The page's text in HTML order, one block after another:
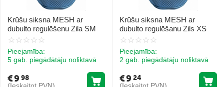
Krūšu siksna MESH ar
dubulto regulēšenu Zila SM
Pieejamība:
5 gab. piegādātāju noliktavā
€998
Krūšu siksna MESH ar
dubulto regulēšanu Zils XS
Pieejamība:
2 gab. piegādātāju noliktavā
€924